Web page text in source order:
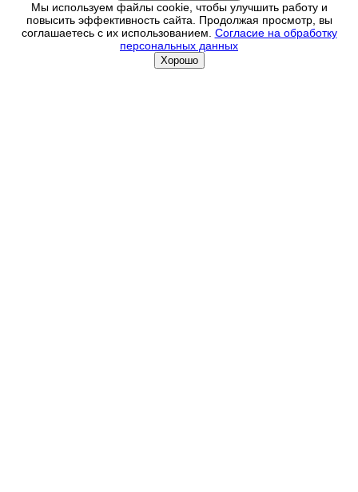
Мы используем файлы cookie, чтобы улучшить работу и
повысить эффективность сайта. Продолжая просмотр, вы
соглашаетесь с их использованием. Согласие на обработку
персональных данных
Хорошо